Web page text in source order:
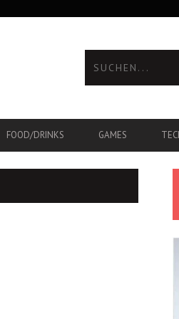
FOOD/DRINKS GAMES